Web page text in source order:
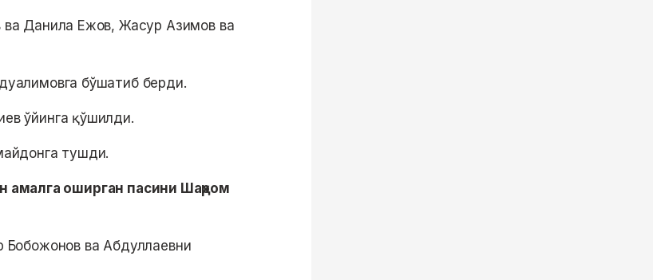
Данила Ежов, Жасур Азимов ва
бўшатиб берди.
ўйинга қўшилди.
тушди.
амалга оширган пасини Шаҳром
ва Абдуллаевни